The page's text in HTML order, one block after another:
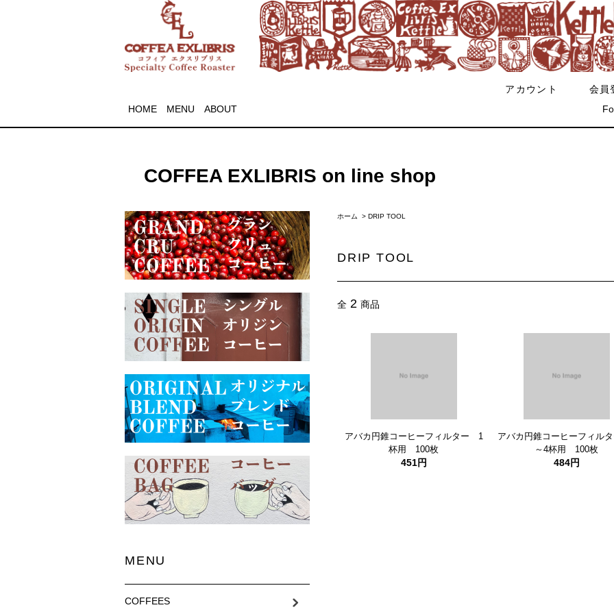
アカウント 会員
HOME
MENU ABOUT
COFFEA EXLIBRIS on line shop
ホーム > DRIP TOOL
DRIP TOOL
全 2 商品
アバカ円錐コーヒーフィルター 1
杯用 100枚
451円
アバカ円錐コーヒーフィル
～4杯用 100枚
484円
MENU
COFFEES